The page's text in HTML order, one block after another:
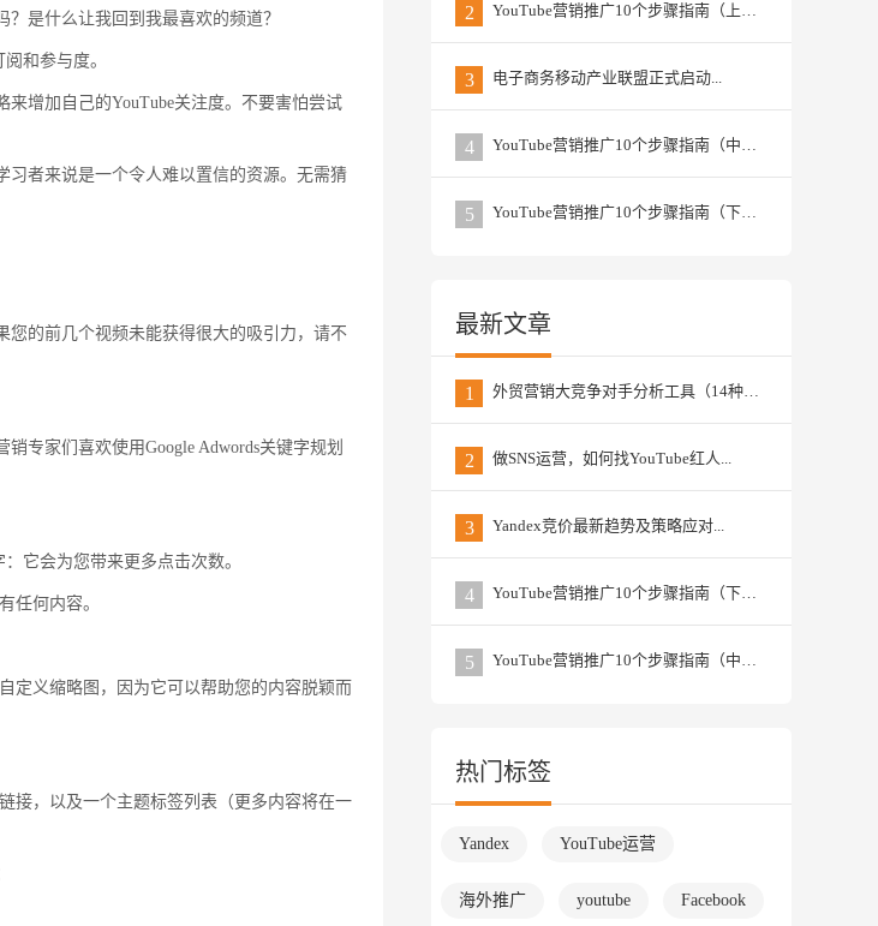
是什么让我回到我最喜欢的频道？
和参与度。
增加自己的YouTube关注度。不要害怕尝试
习者来说是一个令人难以置信的资源。无需猜
您的前几个视频未能获得很大的吸引力，请不
专家们喜欢使用Google Adwords关键字规划
它会为您带来更多点击次数。
任何内容。
定义缩略图，因为它可以帮助您的内容脱颖而
接，以及一个主题标签列表（更多内容将在一
2 YouTube营销推广10个步骤指南（上篇）...
3 电子商务移动产业联盟正式启动...
4 YouTube营销推广10个步骤指南（中篇）...
5 YouTube营销推广10个步骤指南（下篇） ...
最新文章
1 外贸营销大竞争对手分析工具（14种）...
2 做SNS运营，如何找YouTube红人...
3 Yandex竞价最新趋势及策略应对...
4 YouTube营销推广10个步骤指南（下篇） ...
5 YouTube营销推广10个步骤指南（中篇）...
热门标签
Yandex YouTube运营
海外推广 youtube Facebook